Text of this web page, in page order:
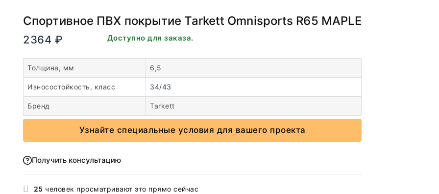
Спортивное ПВХ покрытие Tarkett Omnisports R65 MAPLE
2364 ₽ В наличии. Доступно для заказа.
Толщина, мм 6,5
Износостойкость, класс 34/43
Бренд Tarkett
Узнайте специальные условия для вашего проекта
Получить консультацию
25 человек просматривают это прямо сейчас